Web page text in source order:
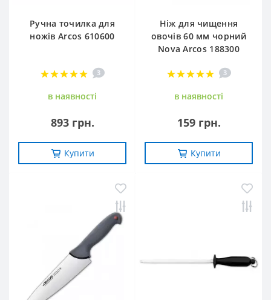
Ручна точилка для
ножів Arcos 610600
3
в наявностi
893 грн.
Купити
Ніж для чищення
овочів 60 мм чорний
Nova Arcos 188300
3
в наявностi
159 грн.
Купити